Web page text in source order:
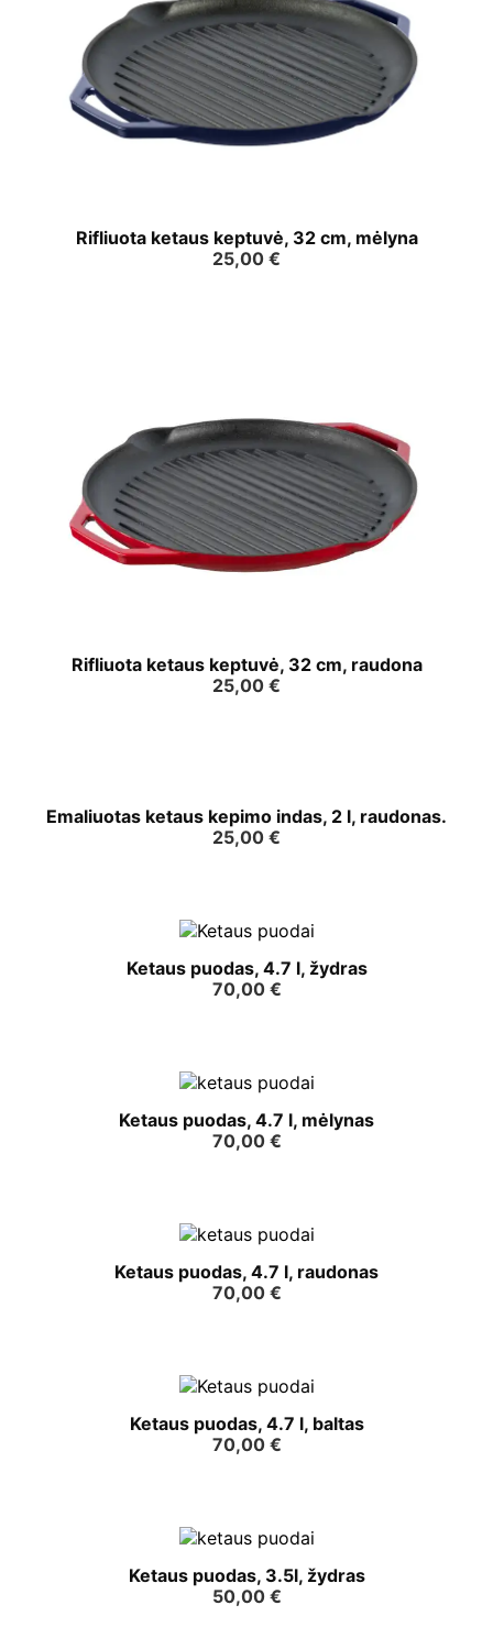
Rifliuota ketaus keptuvė, 32 cm, mėlyna
25,00 €
Rifliuota ketaus keptuvė, 32 cm, raudona
25,00 €
Emaliuotas ketaus kepimo indas, 2 l, raudonas.
25,00 €
Ketaus puodas, 4.7 l, žydras
70,00 €
Ketaus puodas, 4.7 l, mėlynas
70,00 €
Ketaus puodas, 4.7 l, raudonas
70,00 €
Ketaus puodas, 4.7 l, baltas
70,00 €
Ketaus puodas, 3.5l, žydras
50,00 €